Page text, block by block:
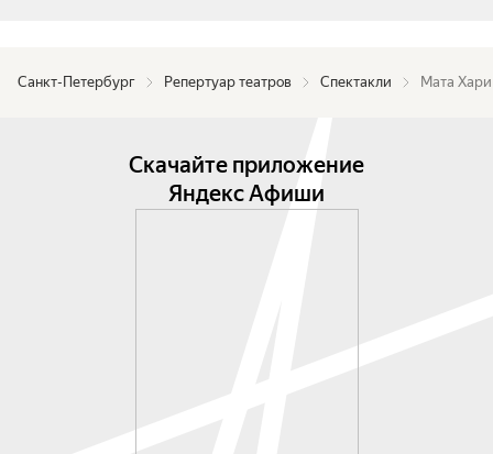
Санкт-Петербург Репертуар театров Спектакли Мата Хари
Скачайте приложение
Яндекс Афиши